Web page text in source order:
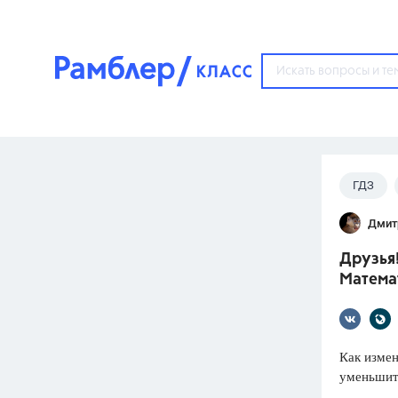
Популярные темы
ГДЗ
ОГЭ
ФИПИ
ГДЗ
Как